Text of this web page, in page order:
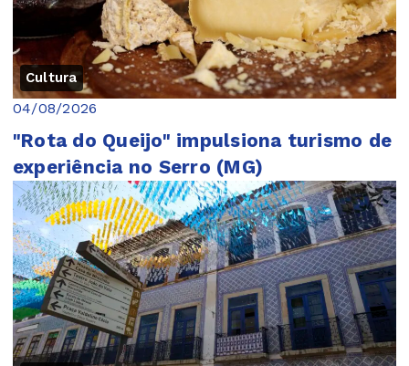
Cultura
04/08/2026
"Rota do Queijo" impulsiona turismo de
experiência no Serro (MG)